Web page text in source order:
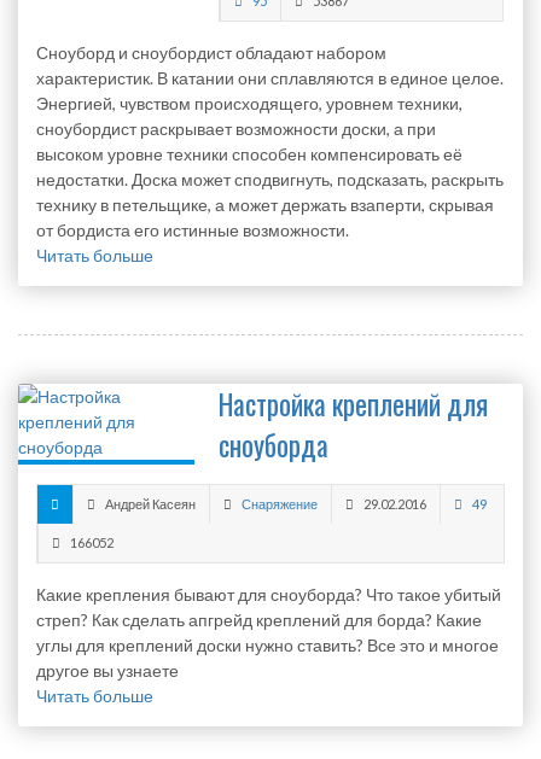
Сноуборд и сноубордист обладают набором
характеристик. В катании они сплавляются в единое целое.
Энергией, чувством происходящего, уровнем техники,
сноубордист раскрывает возможности доски, а при
высоком уровне техники способен компенсировать её
недостатки. Доска может сподвигнуть, подсказать, раскрыть
технику в петельщике, а может держать взаперти, скрывая
от бордиста его истинные возможности.
Читать больше
Настройка креплений для
сноуборда
Андрей Касеян Снаряжение 29.02.2016 49
166052
Какие крепления бывают для сноуборда? Что такое убитый
стреп? Как сделать апгрейд креплений для борда? Какие
углы для креплений доски нужно ставить? Все это и многое
другое вы узнаете
Читать больше